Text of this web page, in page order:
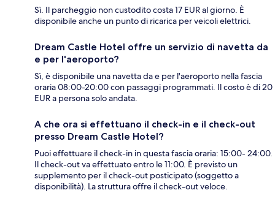
Sì. Il parcheggio non custodito costa 17 EUR al giorno. È
disponibile anche un punto di ricarica per veicoli elettrici.
Dream Castle Hotel offre un servizio di navetta da
e per l'aeroporto?
Sì, è disponibile una navetta da e per l'aeroporto nella fascia
oraria 08:00-20:00 con passaggi programmati. Il costo è di 20
EUR a persona solo andata.
A che ora si effettuano il check-in e il check-out
presso Dream Castle Hotel?
Puoi effettuare il check-in in questa fascia oraria: 15:00- 24:00.
Il check-out va effettuato entro le 11:00. È previsto un
supplemento per il check-out posticipato (soggetto a
disponibilità). La struttura offre il check-out veloce.